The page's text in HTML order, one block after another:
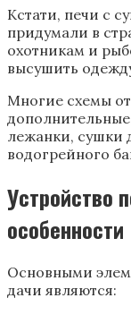
Кстати, печи с
придумали в
охотникам и
высушить
Многие схемы
лежанки, сушки
водогрейного
Устройство
особенности
Основными
дачи являются: